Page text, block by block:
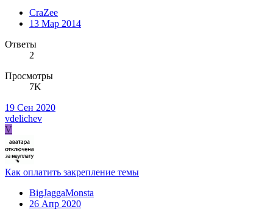
CraZee
13 Мар 2014
Ответы
2
Просмотры
7K
19 Сен 2020
vdelichev
V
Как оплатить закрепление темы
BigJaggaMonsta
26 Апр 2020